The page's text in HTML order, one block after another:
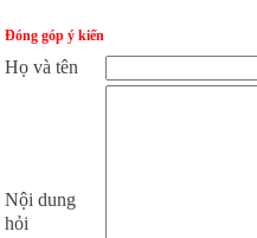
Đóng góp ý kiến
Họ và tên
Nội dung
hỏi